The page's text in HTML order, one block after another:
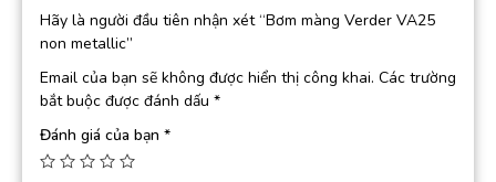
Hãy là người đầu tiên nhận xét “Bơm màng Verder VA25
non metallic”
Email của bạn sẽ không được hiển thị công khai. Các trường
bắt buộc được đánh dấu *
Đánh giá của bạn *